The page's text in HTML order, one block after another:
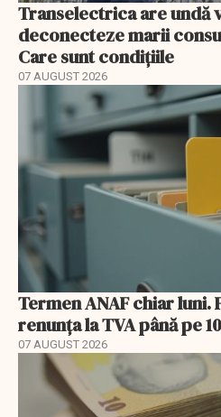
Transelectrica are undă
deconecteze marii
Care sunt condițiile
07 AUGUST 2026
Termen ANAF chiar
renunța la TVA până pe
07 AUGUST 2026